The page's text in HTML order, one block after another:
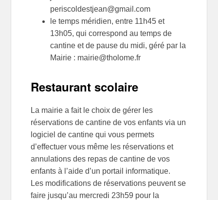
periscoldestjean@gmail.com
le temps méridien, entre 11h45 et
13h05, qui correspond au temps de
cantine et de pause du midi, géré par la
Mairie : mairie@tholome.fr
Restaurant scolaire
La mairie a fait le choix de gérer les
réservations de cantine de vos enfants via un
logiciel de cantine qui vous permets
d’effectuer vous même les réservations et
annulations des repas de cantine de vos
enfants à l’aide d’un portail informatique.
Les modifications de réservations peuvent se
faire jusqu’au mercredi 23h59 pour la